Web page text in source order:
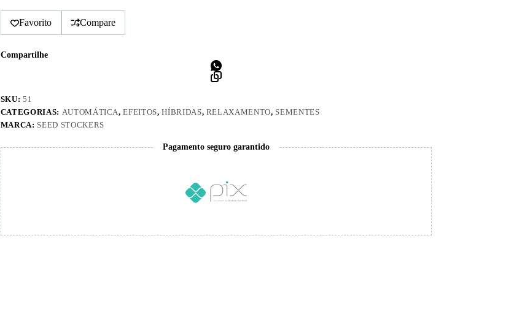
Favorito Compare
Compartilhe
SKU:51
CATEGORIAS: AUTOMÁTICA,EFEITOS,HÍBRIDAS, RELAXAMENTO, SEMENTES
MARCA: SEED STOCKERS
Pagamento seguro garantido